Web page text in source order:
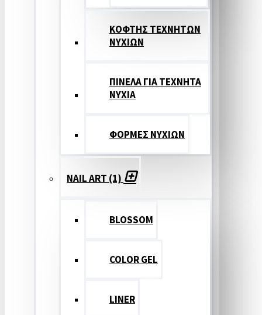
ΚΟΦΤΗΣ ΤΕΧΝΗΤΩΝ
ΝΥΧΙΩΝ
ΠΙΝΕΛΑ ΓΙΑ ΤΕΧΝΗΤΑ
ΝΥΧΙΑ
ΦΟΡΜΕΣ ΝΥΧΙΩΝ
NAIL ART (1)
BLOSSOM
COLOR GEL
LINER